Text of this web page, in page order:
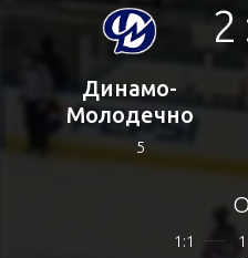
Динамо-
Молодечно
5
2
1:1